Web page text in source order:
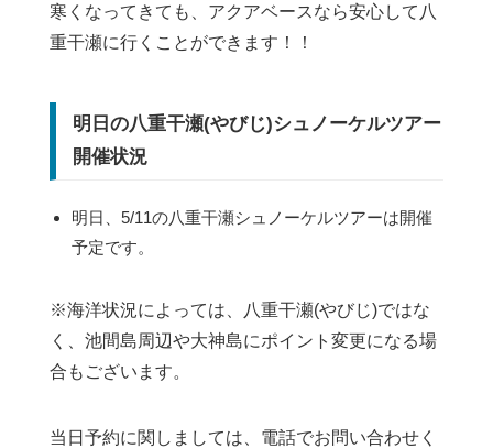
寒くなってきても、アクアベースなら安心して八
重干瀬に行くことができます！！
明日の八重干瀬(やびじ)シュノーケルツアー
開催状況
明日、5/11の八重干瀬シュノーケルツアーは開催
予定です。
※海洋状況によっては、八重干瀬(やびじ)ではな
く、池間島周辺や大神島にポイント変更になる場
合もございます。
当日予約に関しましては、電話でお問い合わせく